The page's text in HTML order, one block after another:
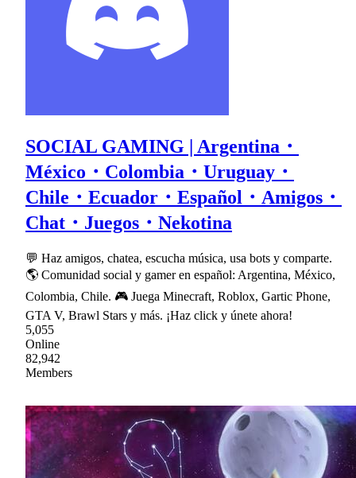
SOCIAL GAMING | Argentina・
México・Colombia・Uruguay・
Chile・Ecuador・Español・Amigos・
Chat・Juegos・Nekotina
💬 Haz amigos, chatea, escucha música, usa bots y comparte.
🌎 Comunidad social y gamer en español: Argentina, México,
Colombia, Chile. 🎮 Juega Minecraft, Roblox, Gartic Phone,
GTA V, Brawl Stars y más. ¡Haz click y únete ahora!
5,055
Online
82,942
Members